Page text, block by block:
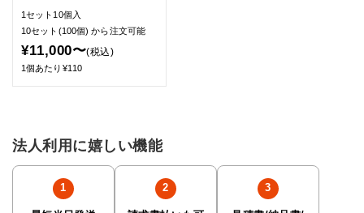
1セット10個入
10セット(100個)から注文可能
¥11,000〜(税込)
1個あたり¥110
法人利用に嬉しい機能